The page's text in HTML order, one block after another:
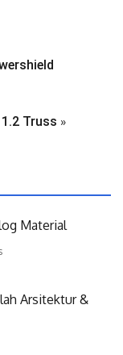
Truss »
Material
Arsitektur &